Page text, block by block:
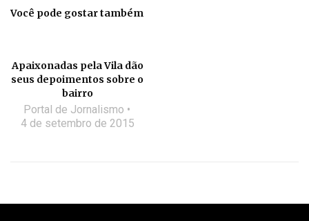
Você pode gostar também
Apaixonadas pela Vila dão
seus depoimentos sobre o
bairro
Portal de Jornalismo
4 de setembro de 2015